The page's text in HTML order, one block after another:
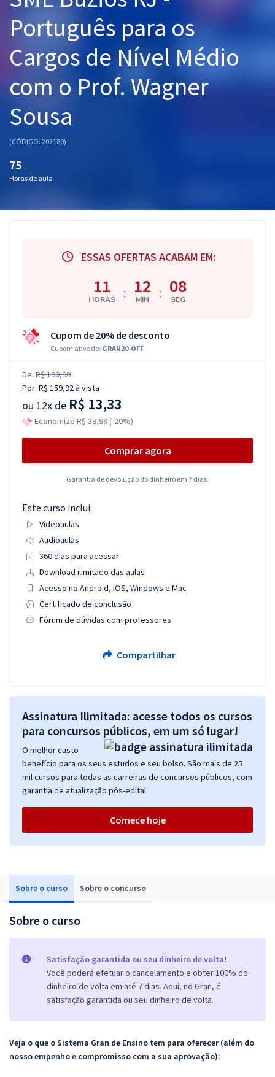
Graduação
Mentorias
Questões grátis
Blog
Português para os
Cargos de Nível Médio
com o Prof. Wagner
Sousa
(CÓDIGO: 202180)
75
Horas de aula
Sobre o curso Sobre o concurso
Sobre o curso
Satisfação garantida ou seu dinheiro de volta!
Você poderá efetuar o cancelamento e obter 100% do
dinheiro de volta em até 7 dias. Aqui, no Gran, é
satisfação garantida ou seu dinheiro de volta.
Veja o que o Sistema Gran de Ensino tem para oferecer (além do
nosso empenho e compromisso com a sua aprovação):
ESSAS OFERTAS ACABAM EM:
11
HORAS : 12
MIN : 07
SEG
Cupom de 20% de desconto
Cupom ativado: GRAN20-OFF
De: R$ 199,90
Por: R$ 159,92à vista
ou 12x de R$ 13,33
Economize R$ 39,98 (-20%)
Comprar agora
Garantia de devolução do dinheiro em 7 dias.
Este curso inclui:
Videoaulas
Audioaulas
360 dias para acessar
Download ilimitado das aulas
Acesso no Android, iOS, Windows e Mac
Certificado de conclusão
Fórum de dúvidas com professores
Compartilhar
Assinatura Ilimitada: acesse todos os cursos
para concursos públicos, em um só lugar!
O melhor custo
benefício para os seus estudos e seu bolso. São mais de 25
mil cursos para todas as carreiras de concursos públicos, com
garantia de atualização pós-edital.
Comece hoje